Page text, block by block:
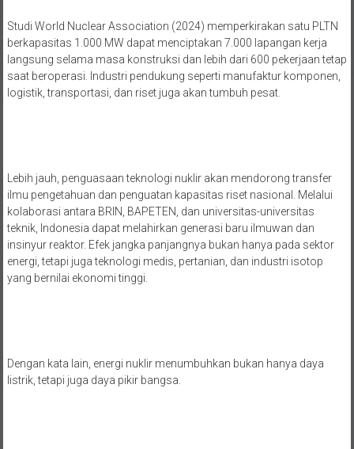
Studi World Nuclear Association (2024) memperkirakan satu PLTN
berkapasitas 1.000 MW dapat menciptakan 7.000 lapangan kerja
langsung selama masa konstruksi dan lebih dari 600 pekerjaan tetap
saat beroperasi. Industri pendukung seperti manufaktur komponen,
logistik, transportasi, dan riset juga akan tumbuh pesat.
Lebih jauh, penguasaan teknologi nuklir akan mendorong transfer
ilmu pengetahuan dan penguatan kapasitas riset nasional. Melalui
kolaborasi antara BRIN, BAPETEN, dan universitas-universitas
teknik, Indonesia dapat melahirkan generasi baru ilmuwan dan
insinyur reaktor. Efek jangka panjangnya bukan hanya pada sektor
energi, tetapi juga teknologi medis, pertanian, dan industri isotop
yang bernilai ekonomi tinggi.
Dengan kata lain, energi nuklir menumbuhkan bukan hanya daya
listrik, tetapi juga daya pikir bangsa.